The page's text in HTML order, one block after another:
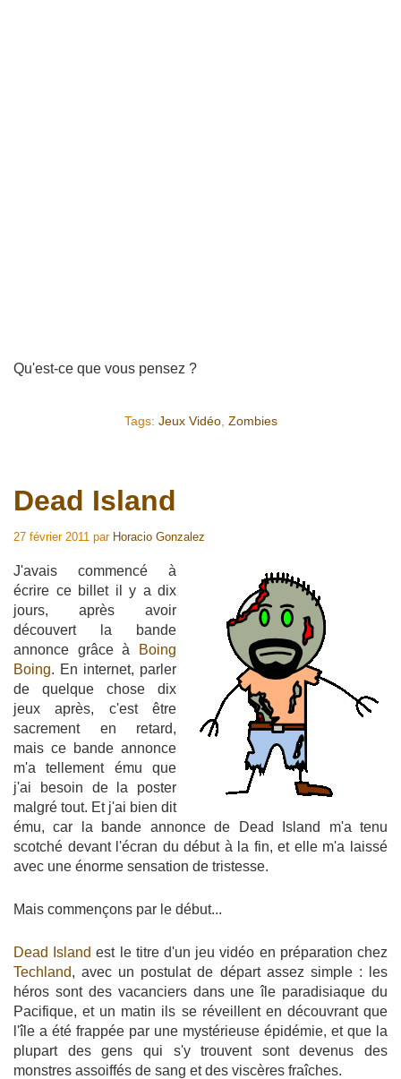
Qu'est-ce que vous pensez ?
Tags: Jeux Vidéo, Zombies
Dead Island
27 février 2011 par Horacio Gonzalez
J'avais commencé à
écrire ce billet il y a dix
jours, après avoir
découvert la bande
annonce grâce à
Boing
Boing. En internet, parler
de quelque chose dix
jeux après, c'est être
sacrement en retard,
mais ce bande annonce
m'a tellement ému que
j'ai besoin de la poster
malgré tout. Et j'ai bien dit
ému, car la bande annonce de Dead Island m'a tenu
scotché devant l'écran du début à la fin, et elle m'a laissé
avec une énorme sensation de tristesse.
Mais commençons par le début...
Dead Island est le titre d'un jeu vidéo en préparation chez
Techland, avec un postulat de départ assez simple : les
héros sont des vacanciers dans une île paradisiaque du
Pacifique, et un matin ils se réveillent en découvrant que
l'île a été frappée par une mystérieuse épidémie, et que la
plupart des gens qui s'y trouvent sont devenus des
monstres assoiffés de sang et des viscères fraîches.